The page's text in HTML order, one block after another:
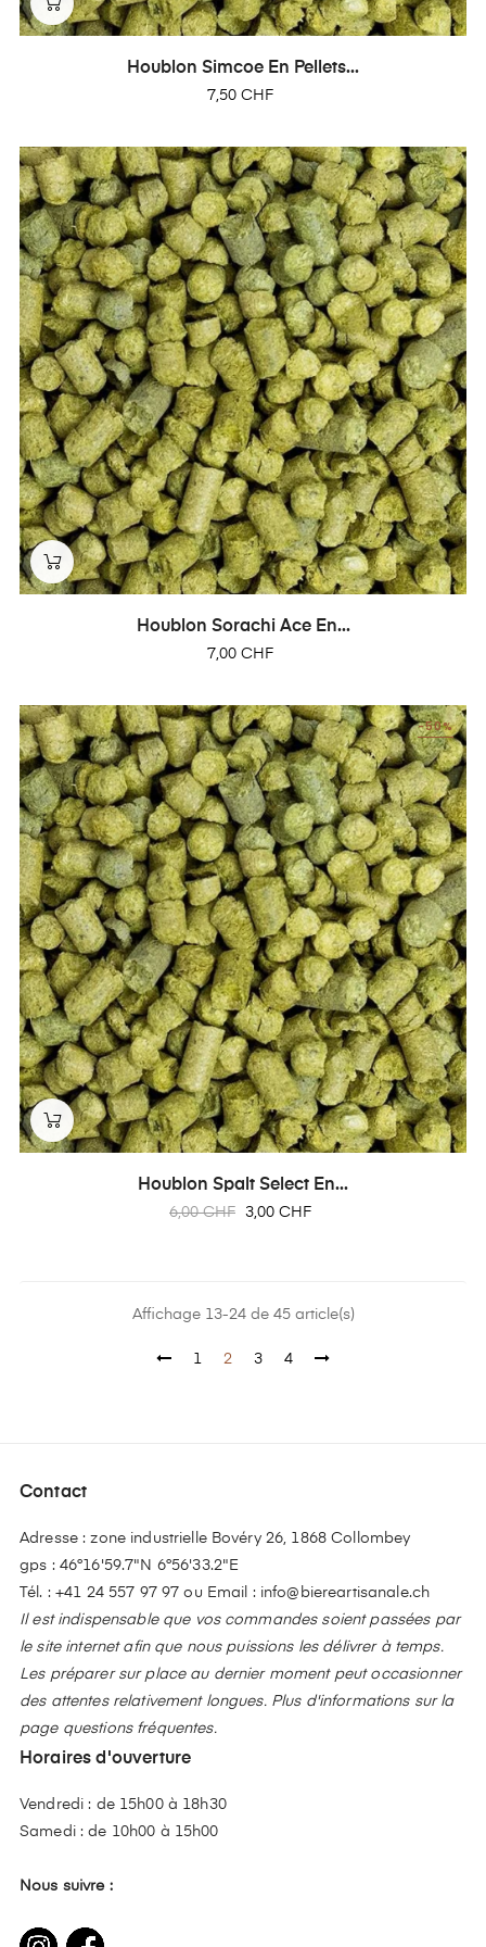
Houblon Simcoe En Pellets...
Prix
7,50 CHF
Houblon Sorachi Ace En...
Prix
7,00 CHF
Houblon Spalt Select En...
Prix
6,00 CHF
-50%
Prix
3,00 CHF
Affichage 13-24 de 45 article(s)
1 2 3 4
Contact
Adresse : zone industrielle Bovéry 26, 1868 Collombey
gps : 46°16'59.7"N 6°56'33.2"E
Tél. : +41 24 557 97 97 ou Email : info@biereartisanale.ch
Il est indispensable que vos commandes soient passées par
le site internet afin que nous puissions les délivrer à temps.
Les préparer sur place au dernier moment peut occasionner
des attentes relativement longues. Plus d'informations sur la
page questions fréquentes.
Horaires d'ouverture
Vendredi : de 15h00 à 18h30
Samedi : de 10h00 à 15h00
Nous suivre :